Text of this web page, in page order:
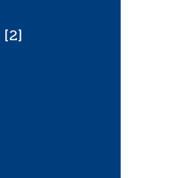
[2]